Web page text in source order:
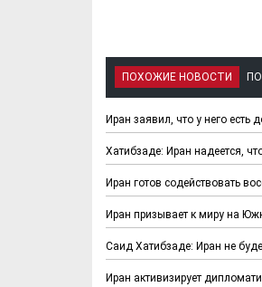
ПОХОЖИЕ НОВОСТИ
Иран заявил, что у него
Хатибзаде: Иран надеется,
Иран готов содействовать
Иран призывает к миру на
Саид Хатибзаде: Иран не
Иран активизирует